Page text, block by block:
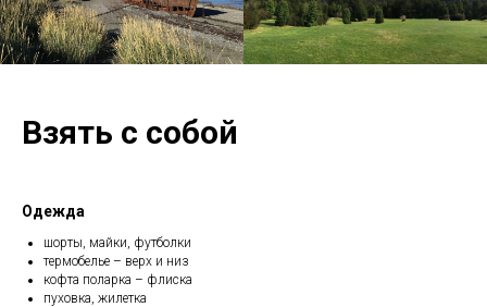
Взять с собой
Одежда
шорты, майки, футболки
термобелье – верх и низ
кофта поларка – флиска
пуховка, жилетка